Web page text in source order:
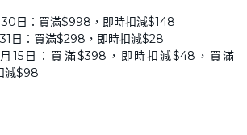
日：買滿$998，即時扣減$148
日：買滿$298，即時扣減$28
15日：買滿$398，即時扣減$48，買滿
減$98